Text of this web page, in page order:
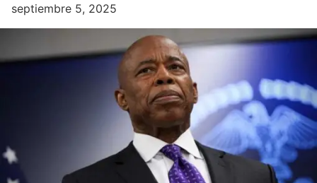
septiembre 5, 2025